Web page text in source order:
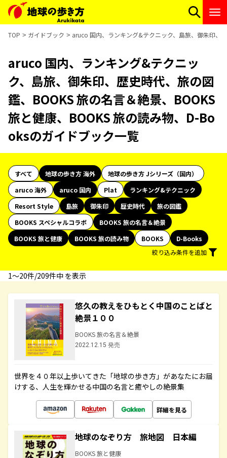
TOP ガイドブック aruco 国内、ランキング&テクニック、島旅、御朱印、
aruco 国内、ランキング&テクニッ
ク、島旅、御朱印、歴史時代、旅の図
鑑、BOOKS 旅の名言＆絶景、BOOKS
旅と健康、BOOKS 旅の読み物、D-Bo
oksのガイドブック一覧
すべて 地球の歩き方 海外
地球の歩き方 Jシリーズ（国内）
aruco 海外
aruco 国内 Plat
ランキング&テクニック
Resort Style
島旅 御朱印 歴史時代
旅の図鑑
BOOKS スペシャルコラボ
BOOKS 旅の名言＆絶景
BOOKS 旅と健康
BOOKS 旅の読み物 BOOKS
D-Books
絞り込み条件を追加
1〜20件/209件中 を表示
悠久の教えをひもとく中国のことばと
絶景１００
BOOKS 旅の名言＆絶景
2022.12.15 発売
世界を４０年以上歩いてきた「地球の歩き方」があなたにお届
けする、人生を輝かせる中国の名言と癒やしの絶景集
詳細を見る
地球のなぞり方 旅地図 日本編
BOOKS 旅と健康